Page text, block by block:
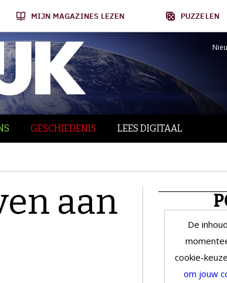
MIJN MAGAZINES LEZEN PUZZELEN
GESCHIEDENIS LEES DIGITAAL
aan
De
cookie-
om jouw